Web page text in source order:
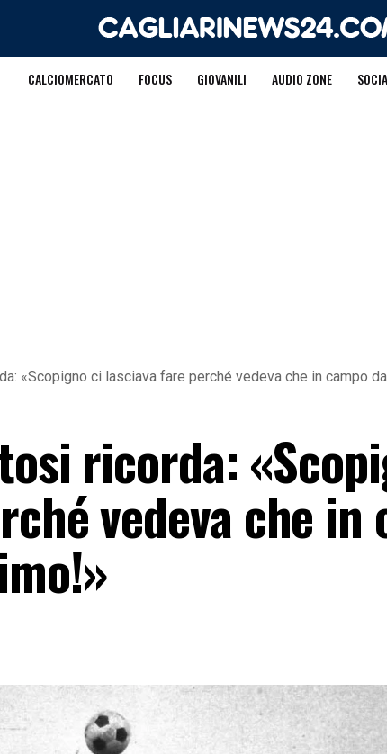
CALCIOMERCATO FOCUS GIOVANILI AUDIO ZONE
«Scopigno ci lasciava fare perché vedeva che in campo
ricorda:
vedeva che in